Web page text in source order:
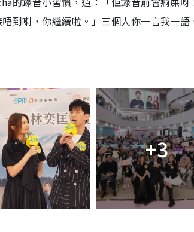
到喇，你繼續啦。」三個人你一言我一語
+3